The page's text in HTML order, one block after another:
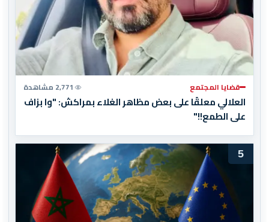
قضايا المجتمع 2,771 مشاهدة
العلالي معلقًا على بعض مظاهر الغلاء بمراكش: "وا بزاف
على الطمع!!"
5